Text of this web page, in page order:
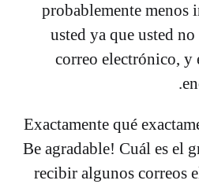
probablemente menos
usted ya que usted
correo electrónico, y
Exactamente qué
Be agradable! Cuál es el
recibir algunos correos